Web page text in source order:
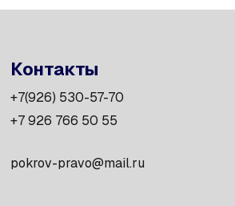
Контакты
+7(926) 530-57-70
+7 926 766 50 55
pokrov-pravo@mail.ru